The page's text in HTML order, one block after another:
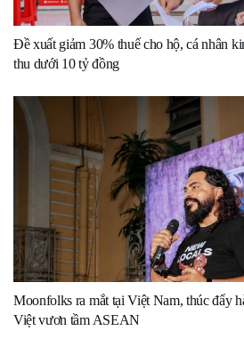
Đề xuất giảm 30% thuế cho hộ, cá nhân
thu dưới 10 tỷ đồng
Moonfolks ra mắt tại Việt Nam, thúc đẩy
Việt vươn tầm ASEAN